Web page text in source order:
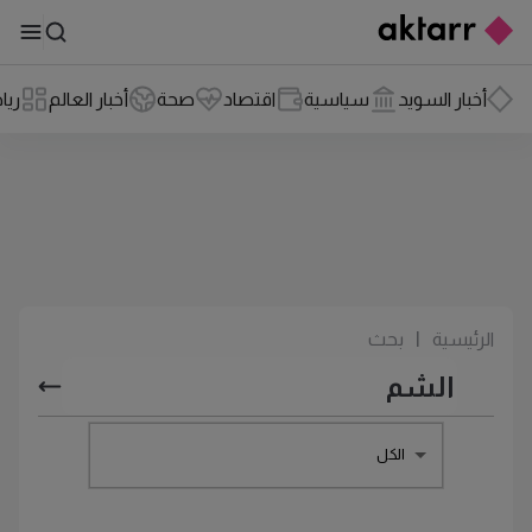
أخبار السويد سياسية اقتصاد صحة أخبار العالم
الرئيسية بحث
الكل